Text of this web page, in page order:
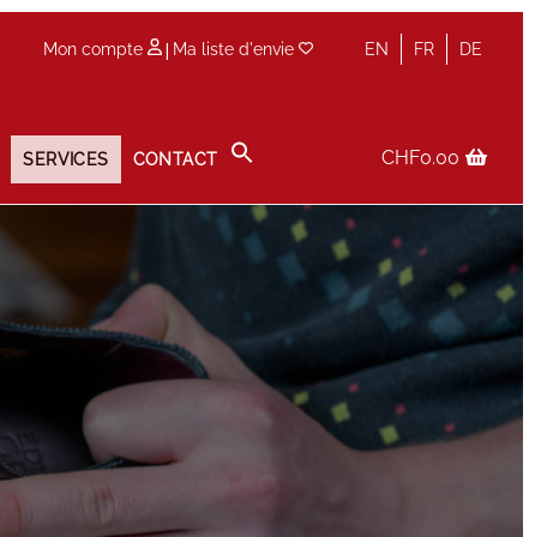
EN FR DE
Mon compte | Ma liste d'envie
SERVICES CONTACT
Prise de rendez-vous en boutique
CHF0.00